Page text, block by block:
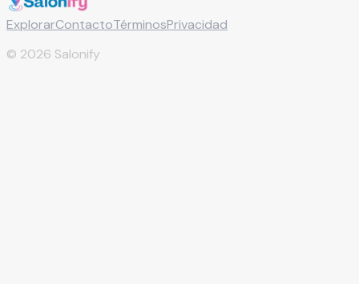
ExplorarContactoTérminosPrivacidad
© 2026 Salonify